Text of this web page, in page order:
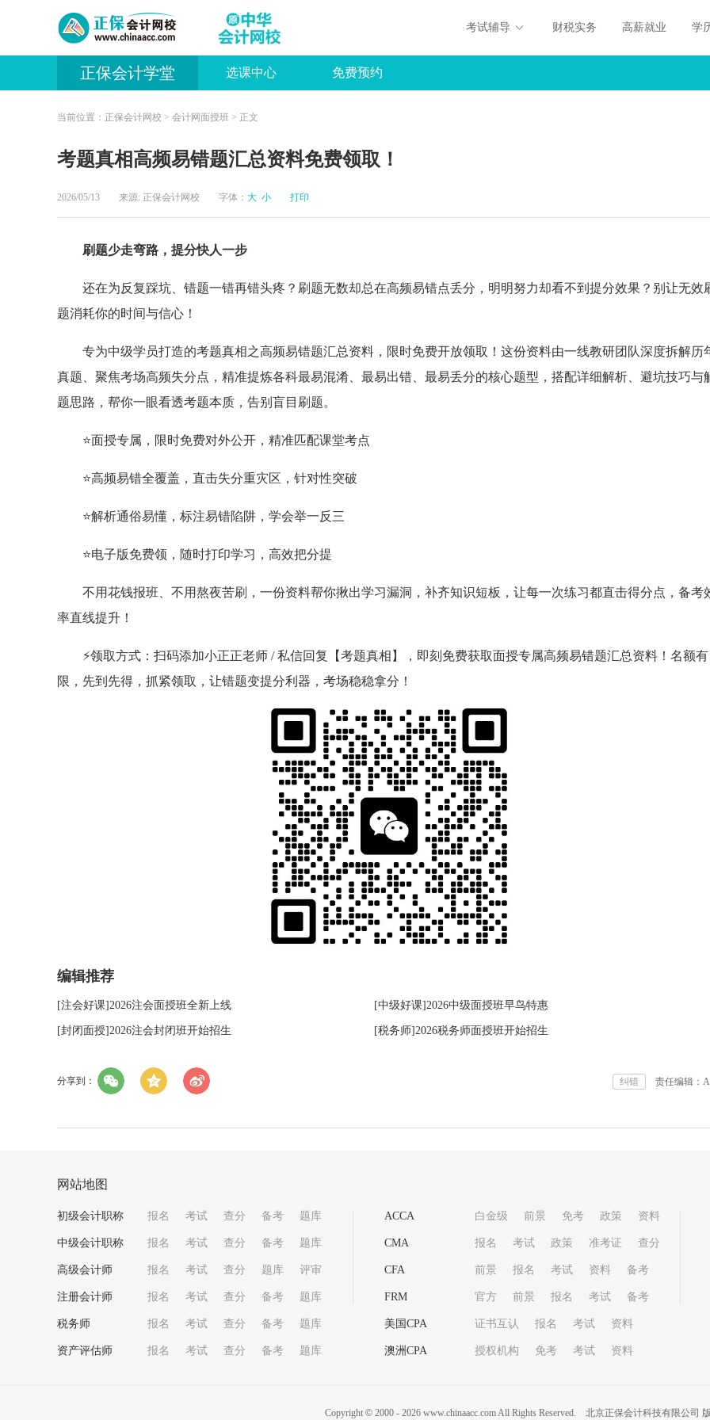
考试辅导 财税实务 高薪就业 学
正保会计学堂 选课中心 免费预约
当前位置： 正保会计网校 > 会计网面授班 > 正文
考题真相高频易错题汇总资料免费领取！
2026/05/13 来源: 正保会计网校 字体： 大 小 打印
刷题少走弯路，提分快人一步
还在为反复踩坑、错题一错再错头疼？刷题无数却总在高频易错点丢分，明明努力却看不到提分效果？别让无效
题消耗你的时间与信心！
专为中级学员打造的考题真相之高频易错题汇总资料，限时免费开放领取！这份资料由一线教研团队深度拆解历
真题、聚焦考场高频失分点，精准提炼各科最易混淆、最易出错、最易丢分的核心题型，搭配详细解析、避坑技巧与
题思路，帮你一眼看透考题本质，告别盲目刷题。
⭐面授专属，限时免费对外公开，精准匹配课堂考点
⭐高频易错全覆盖，直击失分重灾区，针对性突破
⭐解析通俗易懂，标注易错陷阱，学会举一反三
⭐电子版免费领，随时打印学习，高效把分提
不用花钱报班、不用熬夜苦刷，一份资料帮你揪出学习漏洞，补齐知识短板，让每一次练习都直击得分点，备考
率直线提升！
⚡️领取方式：扫码添加小正正老师 / 私信回复【考题真相】，即刻免费获取面授专属高频易错题汇总资料！名额有
限，先到先得，抓紧领取，让错题变提分利器，考场稳稳拿分！
编辑推荐
[注会好课]2026注会面授班全新上线 [中级好课]2026中级面授班早鸟特惠
[封闭面授]2026注会封闭班开始招生 [税务师]2026税务师面授班开始招生
分享到： 纠错 责任编辑：
网站地图
初级会计职称 报名 考试 查分 备考 题库
中级会计职称 报名 考试 查分 备考 题库
高级会计师 报名 考试 查分 题库 评审
注册会计师 报名 考试 查分 备考 题库
税务师 报名 考试 查分 备考 题库
资产评估师 报名 考试 查分 备考 题库
ACCA 白金级 前景 免考 政策 资料
CMA 报名 考试 政策 准考证 查分
CFA 前景 报名 考试 资料 备考
FRM 官方 前景 报名 考试 备考
美国CPA 证书互认 报名 考试 资料
澳洲CPA 授权机构 免考 考试 资料
Copyright © 2000 - 2026 www.chinaacc.com All Rights Reserved. 北京正保会计科技有限公司